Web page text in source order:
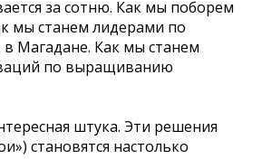
за сотню. Как мы поборем
мы станем лидерами по
Магадане. Как мы станем
по выращиванию
штука. Эти решения
становятся настолько